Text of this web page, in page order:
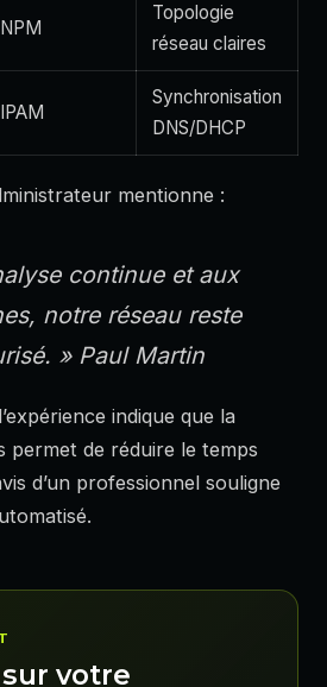
NPM
Topologie
réseau claires
IPAM
Synchronisation
DNS/DHCP
mentionne :
continue et aux
notre réseau reste
» Paul Martin
indique que la
permet de réduire le temps
d’un professionnel souligne
votre